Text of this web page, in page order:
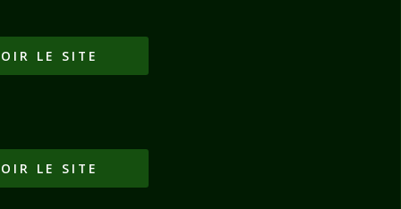
LE SITE
LE SITE